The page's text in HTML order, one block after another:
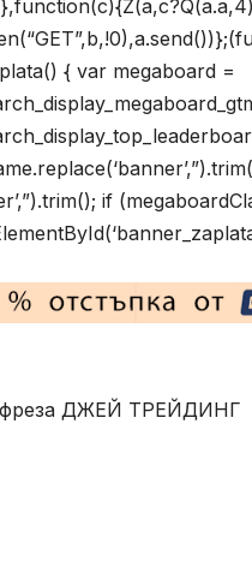
{ var megaboard =
if
фреза ДЖЕЙ ТРЕЙДИНГ